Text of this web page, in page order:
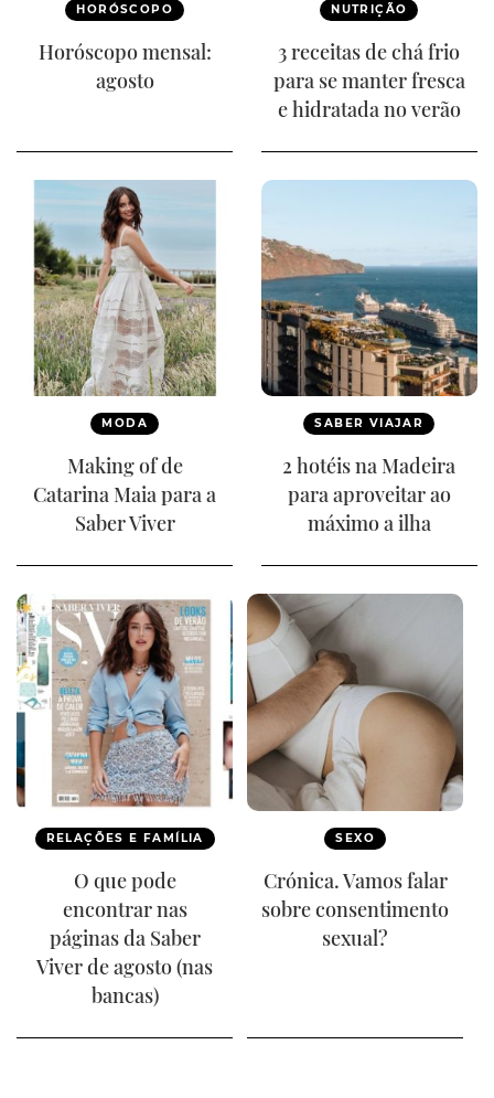
HORÓSCOPO
Horóscopo mensal:
agosto
NUTRIÇÃO
3 receitas de chá frio
para se manter fresca
e hidratada no verão
MODA
Making of de
Catarina Maia para a
Saber Viver
SABER VIAJAR
2 hotéis na Madeira
para aproveitar ao
máximo a ilha
RELAÇÕES E FAMÍLIA
O que pode
encontrar nas
páginas da Saber
Viver de agosto (nas
bancas)
SEXO
Crónica. Vamos falar
sobre consentimento
sexual?